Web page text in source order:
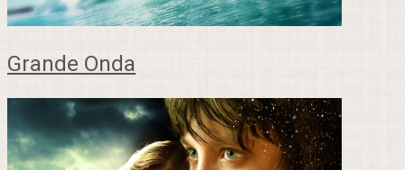
Grande Onda